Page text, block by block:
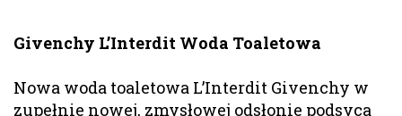
Givenchy L’Interdit Woda Toaletowa
Nowa woda toaletowa L’Interdit Givenchy w
zupełnie nowej, zmysłowej odsłonie podsyca